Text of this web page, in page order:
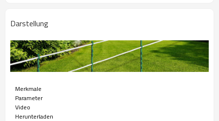
Darstellung
Merkmale
Parameter
Video
Herunterladen